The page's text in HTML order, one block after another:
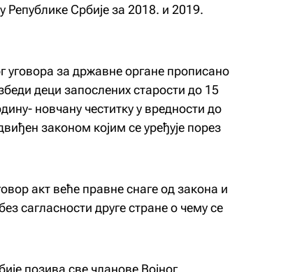
Србије за 2018. и 2019.
уговора за државне органе прописано
деци запослених старости до 15
новчану честитку у вредности до
законом којим се уређује порез
акт веће правне снаге од закона и
сагласности друге стране о чему се
позива све чланове Војног